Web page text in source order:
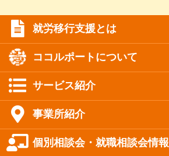
就労移行支援とは
ココルポートについて
サービス紹介
事業所紹介
個別相談会・就職相談会情報